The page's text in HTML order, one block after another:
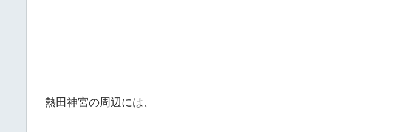
熱田神宮の周辺には、